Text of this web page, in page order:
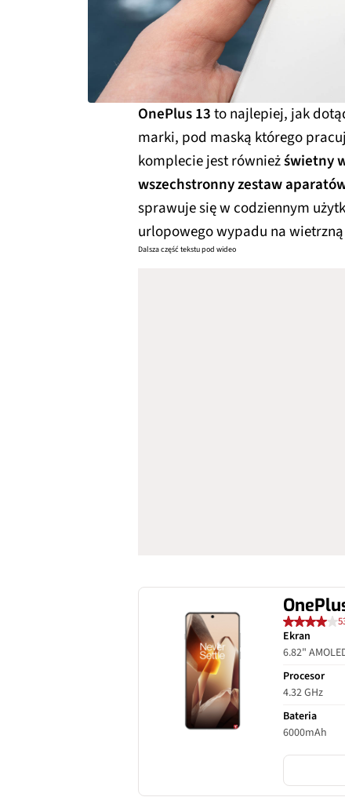
OnePlus 13to najlepiej, jak
marki, pod maską którego
komplecie jest równieżświetny
wszechstronny zestaw
sprawuje się w codziennym
urlopowego wypadu na
Dalsza część tekstu pod wideo
Ekran
6.82"
Procesor
4.32 GHz
Bateria
6000mAh